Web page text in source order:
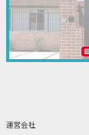
運営会社